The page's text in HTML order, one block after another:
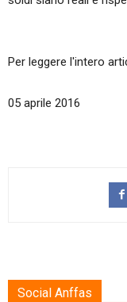
Per leggere l'intero
05 aprile 2016
Social Anffas